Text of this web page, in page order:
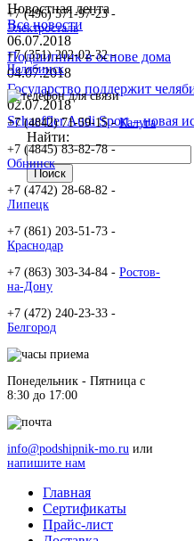
Новостная лента
Все новости
06.07.2018
Подшипник в основе дома
04.07.2018
Государство поддержит
02.07.2018
Schaeffler Audi Sport – новая
Найти:
+7 (496) 571-97-23 -
Электросталь
+7 (351) 202-02-32 -
Челябинск
+7 (4842) 71-59-15 -Калуга
+7 (4845) 83-82-78 -
Обнинск
+7 (4742) 28-68-82 -
Липецк
+7 (861) 203-51-73 -
Краснодар
+7 (863) 303-34-84 - Ростов-
на-Дону
+7 (472) 240-23-33 -
Белгород
Понедельник - Пятница c
8:30 до 17:00
info@podshipnik-mo.ru или
напишите нам
Главная
Сертификаты
Прайс-лист